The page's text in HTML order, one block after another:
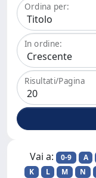
Ordina per:
In ordine:
Risultati/Pagina
Vai a: 0-9 A
K
L M N